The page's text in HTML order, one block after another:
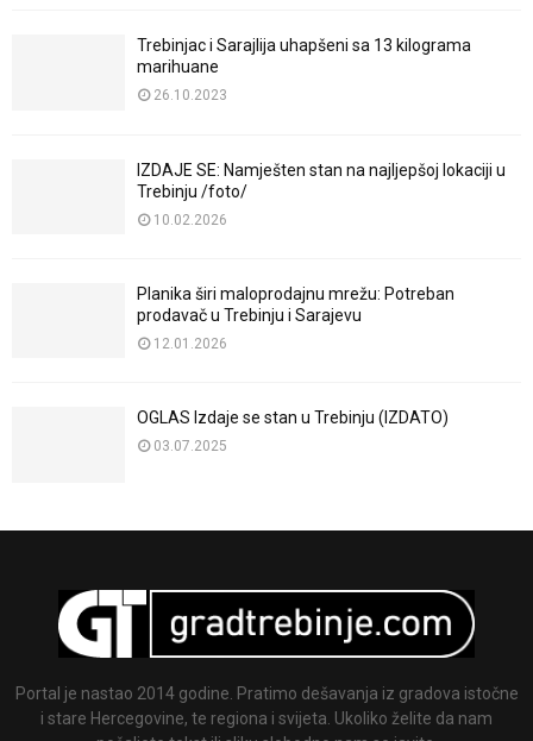
Trebinjac i Sarajlija uhapšeni sa 13 kilograma
marihuane
26.10.2023
IZDAJE SE: Namješten stan na najljepšoj lokaciji u
Trebinju /foto/
10.02.2026
Planika širi maloprodajnu mrežu: Potreban
prodavač u Trebinju i Sarajevu
12.01.2026
OGLAS Izdaje se stan u Trebinju (IZDATO)
03.07.2025
Portal je nastao 2014 godine. Pratimo dešavanja iz gradova istočne
i stare Hercegovine, te regiona i svijeta. Ukoliko želite da nam